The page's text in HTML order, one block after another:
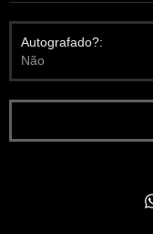
Autografado?:
Não